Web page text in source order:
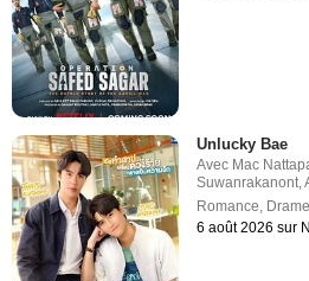
Unlucky Bae
Avec Mac
Suwanrakanont ,
Romance Drame
6 août 2026 sur